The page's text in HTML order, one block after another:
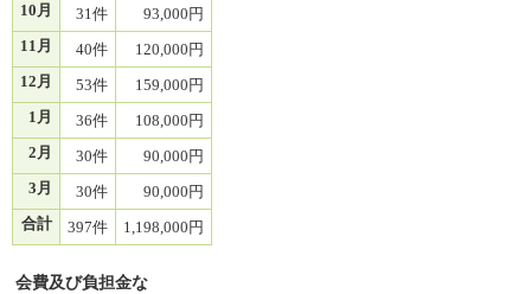
10月
31件
93,000円
11月
40件
120,000円
12月
53件
159,000円
1月
36件
108,000円
2月
30件
90,000円
3月
30件
90,000円
合計
397件 1,198,000円
会費及び負担金な